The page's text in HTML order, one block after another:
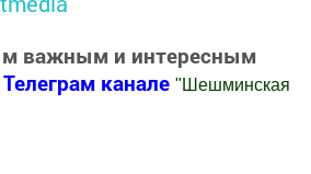
важным и интересным
Телеграм канале " Шешминская